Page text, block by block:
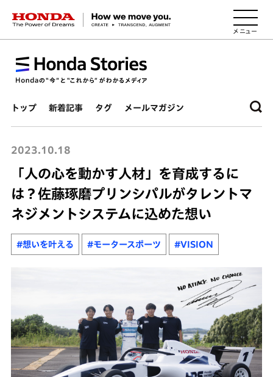
HONDA The Power of Dreams
トップ 新着記事 タグ メールマガジン
2023.10.18
「人の心を動かす人材」を育成するに
は？佐藤琢磨プリンシパルがタレントマ
ネジメントシステムに込めた想い
#想いを叶える #モータースポーツ #VISION